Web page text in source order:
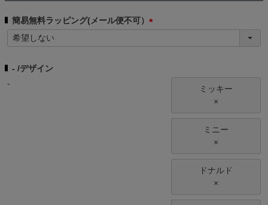
簡易無料ラッピング(メール便不可）
必
-
デザイン
-
ミッキー
×
ミニー
×
ドナルド
×